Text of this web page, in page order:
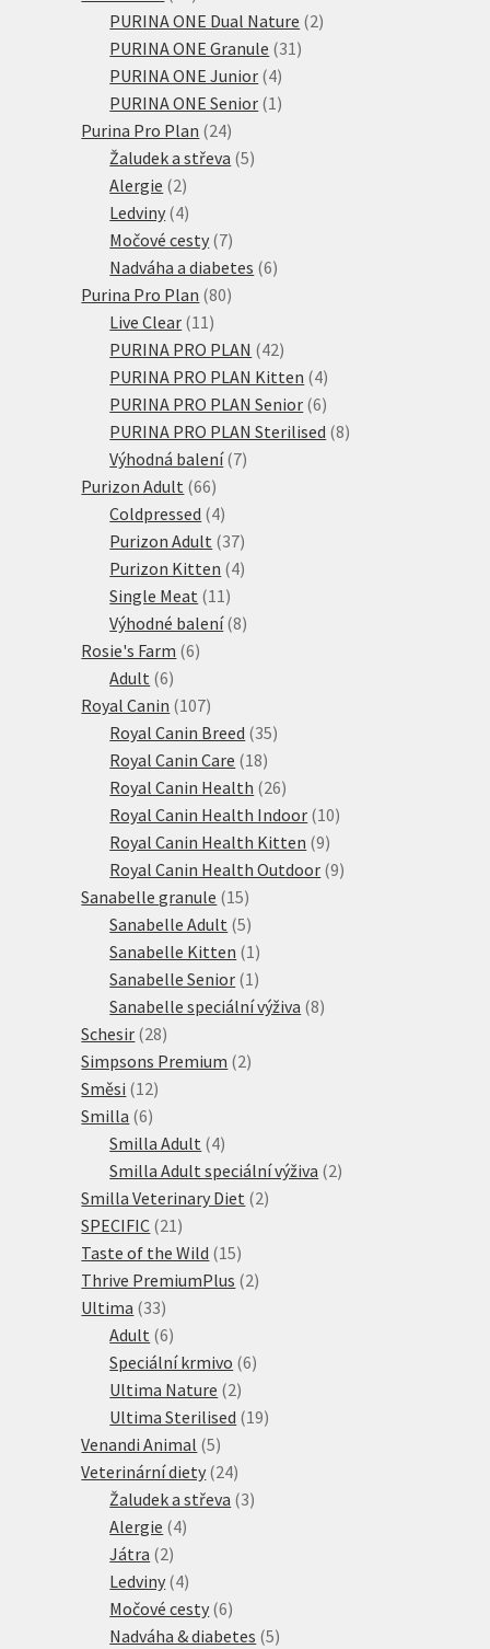
produktů
PURINA ONE Dual Nature 22
PURINA ONE Granule 31 31
PURINA ONE Junior 44
produkty
PURINA ONE Senior 1 1
Purina Pro Plan 2424
produktů
Žaludek a střeva 55
Alergie 22
produkty
Ledviny 44
produkty
Močové cesty 77
produktů
Nadváha a diabetes 66
Purina Pro Plan 8080
Live Clear 11 11
produktů
PURINA PRO PLAN 4242
produktů
PURINA PRO PLAN Kitten 44
produkty
PURINA PRO PLAN Senior 66
produktů
PURINA PRO PLAN Sterilised 88
Výhodná balení 77
Purizon Adult 6666
produktů
Coldpressed 44
produkty
Purizon Adult 3737
produktů
Purizon Kitten 44
Single Meat 11 11
produktů
Výhodné balení 88
Rosie's Farm 66
Adult 66
produktů
Royal Canin 107107
produktů
Royal Canin Breed 3535
Royal Canin Care 1818
produktů
Royal Canin Health 2626
produktů
Royal Canin Health Indoor 1010
Royal Canin Health Kitten 99
produktů
Royal Canin Health Outdoor 99
Sanabelle granule 1515
produktů
Sanabelle Adult 55
produktů
Sanabelle Kitten 1 1
produkt
Sanabelle Senior 1 1
produkt
Sanabelle speciální výživa 88
Schesir 2828
produktů
Simpsons Premium 22
Směsi 1212
Smilla 66
produktů
Smilla Adult 44
produkty
Smilla Adult speciální výživa 22
Smilla Veterinary Diet 22
SPECIFIC 21 21
produktů
Taste of the Wild 1515
produktů
Thrive PremiumPlus 22
Ultima 3333
produktů
Adult 66
produktů
Speciální krmivo 66
Ultima Nature 22
produkty
Ultima Sterilised 1919
Venandi Animal 55
produktů
Veterinární diety 2424
produktů
Žaludek a střeva 33
Alergie 44
Játra 22
produkty
Ledviny 44
produkty
Močové cesty 66
produktů
Nadváha & diabetes 55